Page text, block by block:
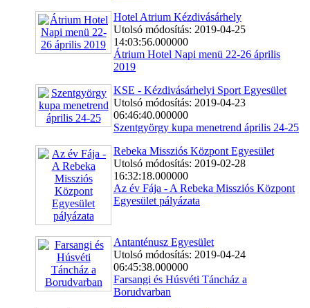
Hotel Atrium Kézdivásárhely
Utolsó módosítás: 2019-04-25
14:03:56.000000
Átrium Hotel Napi menü 22-26 április
2019
KSE - Kézdivásárhelyi Sport Egyesület
Utolsó módosítás: 2019-04-23
06:46:40.000000
Szentgyörgy kupa menetrend április 24-25
Rebeka Missziós Központ Egyesület
Utolsó módosítás: 2019-02-28
16:32:18.000000
Az év Fája - A Rebeka Missziós Központ
Egyesület pályázata
Antanténusz Egyesület
Utolsó módosítás: 2019-04-24
06:45:38.000000
Farsangi és Húsvéti Táncház a
Borudvarban